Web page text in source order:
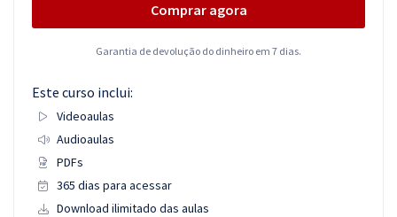
Comprar agora
Garantia de devolução do dinheiro em 7 dias.
Este curso inclui:
Videoaulas
Audioaulas
PDFs
365 dias para acessar
Download ilimitado das aulas